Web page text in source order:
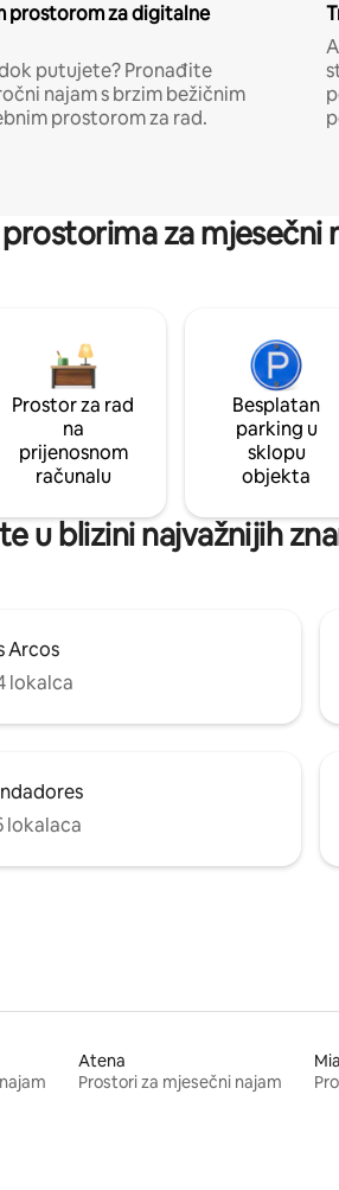
prostorom za digitalne
putujete? Pronađite
najam s brzim bežičnim
prostorom za rad.
za mjesečni
Prostor za rad
na
prijenosnom
računalu
Besplatan
parking u
sklopu
objekta
u blizini najvažnijih
Arcos
lokalca
lokalaca
Atena
Prostori za mjesečni najam